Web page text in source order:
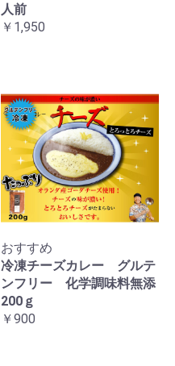
人前
￥1,950
おすすめ
冷凍チーズカレー グルテ
ンフリー 化学調味料無添
200ｇ
￥900